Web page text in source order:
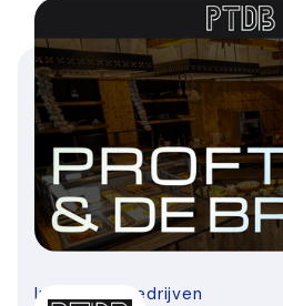
Infra-bouwbedrijven